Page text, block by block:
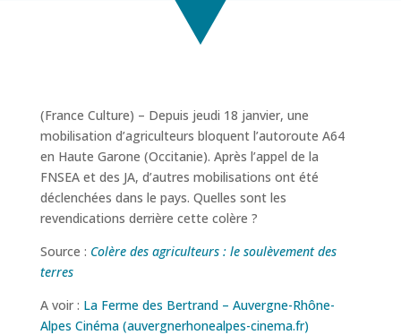
(France Culture) – Depuis jeudi 18 janvier, une
mobilisation d’agriculteurs bloquent l’autoroute A64
en Haute Garone (Occitanie). Après l’appel de la
FNSEA et des JA, d’autres mobilisations ont été
déclenchées dans le pays. Quelles sont les
revendications derrière cette colère ?
Source : Colère des agriculteurs : le soulèvement des
terres
A voir : La Ferme des Bertrand – Auvergne-Rhône-
Alpes Cinéma (auvergnerhonealpes-cinema.fr)